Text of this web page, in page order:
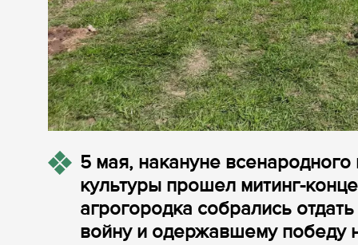
5 мая, накануне
культуры прошел митинг-
агрогородка собрались
войну и одержавшему победу